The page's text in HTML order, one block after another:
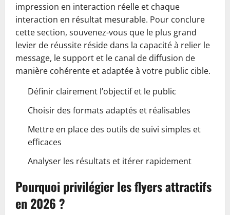
impression en interaction réelle et chaque
interaction en résultat mesurable. Pour conclure
cette section, souvenez-vous que le plus grand
levier de réussite réside dans la capacité à relier le
message, le support et le canal de diffusion de
manière cohérente et adaptée à votre public cible.
Définir clairement l’objectif et le public
Choisir des formats adaptés et réalisables
Mettre en place des outils de suivi simples et
efficaces
Analyser les résultats et itérer rapidement
Pourquoi privilégier les flyers attractifs
en 2026 ?